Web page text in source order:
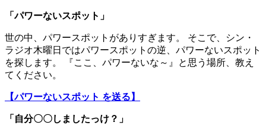
「パワーないスポット」
世の中、パワースポットがありすぎます。 そこで、シン・
ラジオ木曜日ではパワースポットの逆、パワーないスポット
を探します。 『ここ、パワーないな～』と思う場所、教え
てください。
【パワーないスポット を送る】
「自分〇〇しましたっけ？」